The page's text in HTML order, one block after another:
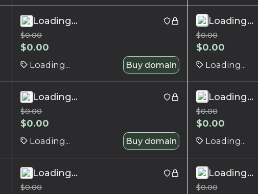
Loading...
$0.00
$0.00
Loading... Buy domain
Loading...
$0.00
$0.00
Loading...
Loading...
$0.00
$0.00
Loading... Buy domain
Loading...
$0.00
$0.00
Loading...
Loading...
$0.00
Loading...
$0.00